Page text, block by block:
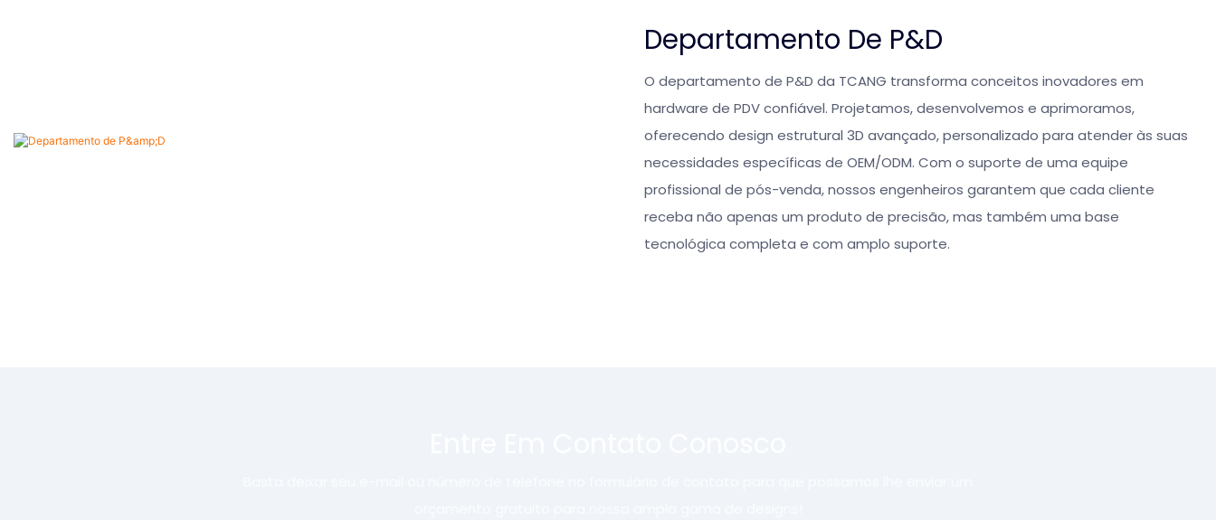
Departamento De P&D
O departamento de P&D da TCANG transforma conceitos inovadores em
hardware de PDV confiável. Projetamos, desenvolvemos e aprimoramos,
oferecendo design estrutural 3D avançado, personalizado para atender às suas
necessidades específicas de OEM/ODM. Com o suporte de uma equipe
profissional de pós-venda, nossos engenheiros garantem que cada cliente
receba não apenas um produto de precisão, mas também uma base
tecnológica completa e com amplo suporte.